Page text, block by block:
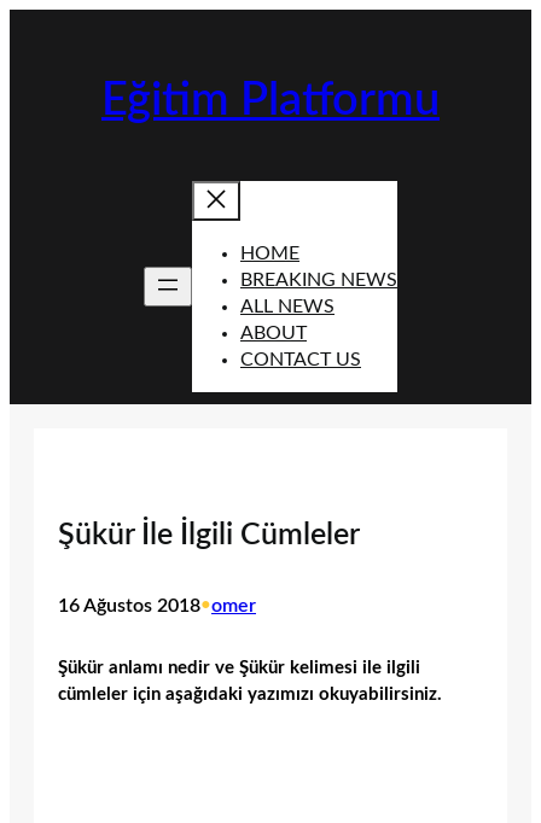
Eğitim Platformu
HOME
BREAKING NEWS
ALL NEWS
ABOUT
CONTACT US
Şükür İle İlgili Cümleler
16 Ağustos 2018•omer
Şükür anlamı nedir ve Şükür kelimesi ile ilgili
cümleler için aşağıdaki yazımızı okuyabilirsiniz.